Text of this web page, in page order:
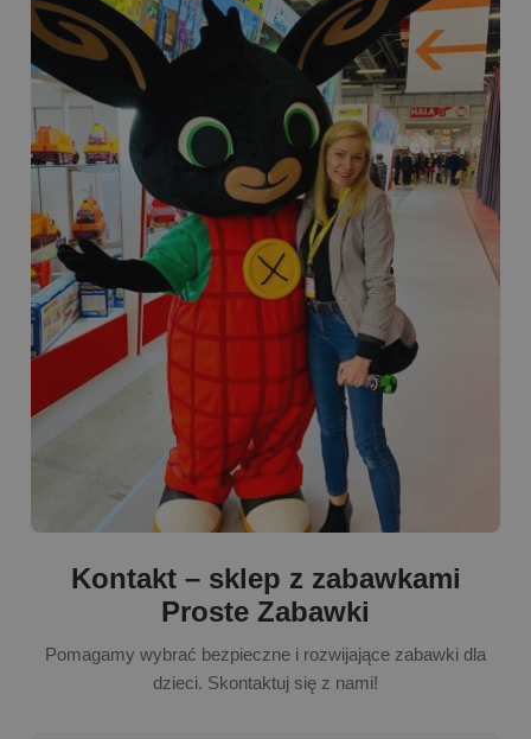
Kontakt – sklep z zabawkami
Proste Zabawki
Pomagamy wybrać bezpieczne i rozwijające zabawki dla
dzieci. Skontaktuj się z nami!